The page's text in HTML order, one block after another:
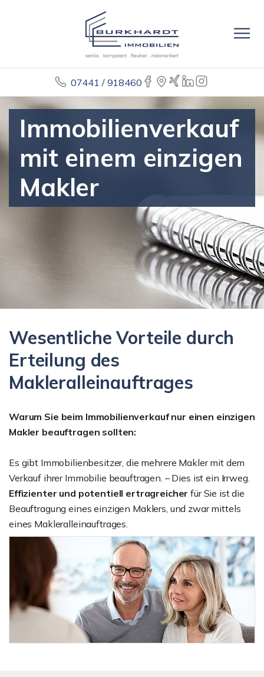
07441 / 918460
Immobilienverkauf
mit einem einzigen
Makler
Wesentliche Vorteile durch
Erteilung des
Makleralleinauftrages
Warum Sie beim Immobilienverkauf nur einen einzigen
Makler beauftragen sollten:
Es gibt Immobilienbesitzer, die mehrere Makler mit dem
Verkauf ihrer Immobilie beauftragen. – Dies ist ein Irrweg.
Effizienter und potentiell ertragreicher für Sie ist die
Beauftragung eines einzigen Maklers, und zwar mittels
eines Makleralleinauftrages.